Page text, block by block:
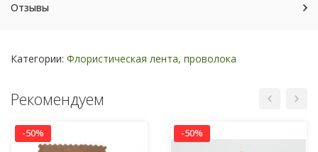
Отзывы
Категории: Флористическая лента, проволока
Рекомендуем
-50% -50%